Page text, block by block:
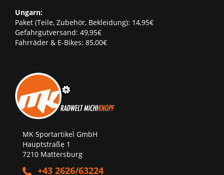
Ungarn:
Paket (Teile, Zubehör, Bekleidung): 14,95€
Gefahrgutversand: 49,95€
Fahrräder & E-Bikes: 85,00€
MK Sportartikel GmbH
Hauptstraße 1
7210 Mattersburg
+43 2626/63224